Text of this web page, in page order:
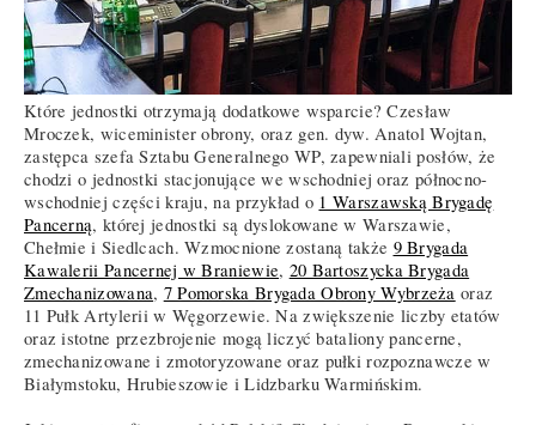
Które jednostki otrzymają dodatkowe wsparcie? Czesław
Mroczek, wiceminister obrony, oraz gen. dyw. Anatol Wojtan,
zastępca szefa Sztabu Generalnego WP, zapewniali posłów, że
chodzi o jednostki stacjonujące we wschodniej oraz północno-
wschodniej części kraju, na przykład o 1 Warszawską Brygadę
Pancerną, której jednostki są dyslokowane w Warszawie,
Chełmie i Siedlcach. Wzmocnione zostaną także 9 Brygada
Kawalerii Pancernej w Braniewie, 20 Bartoszycka Brygada
Zmechanizowana, 7 Pomorska Brygada Obrony Wybrzeża oraz
11 Pułk Artylerii w Węgorzewie. Na zwiększenie liczby etatów
oraz istotne przezbrojenie mogą liczyć bataliony pancerne,
zmechanizowane i zmotoryzowane oraz pułki rozpoznawcze w
Białymstoku, Hrubieszowie i Lidzbarku Warmińskim.